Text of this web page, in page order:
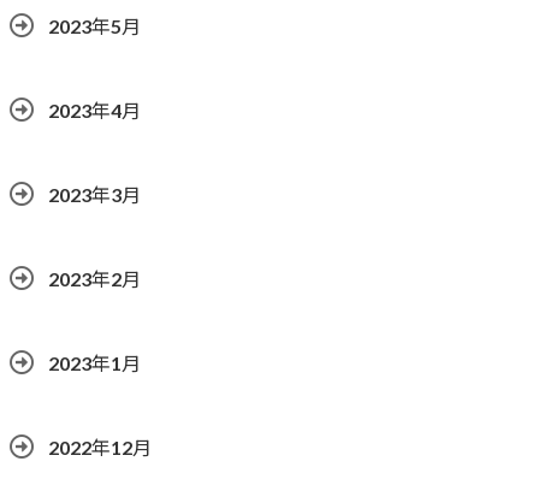
2023年5月
2023年4月
2023年3月
2023年2月
2023年1月
2022年12月